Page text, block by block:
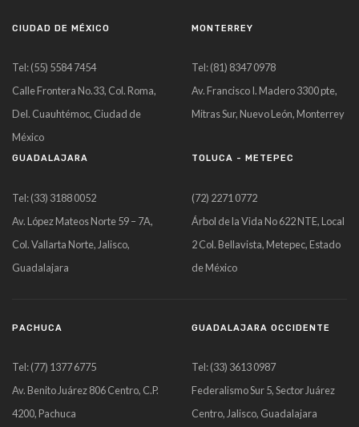
CIUDAD DE MÉXICO
Tel: (55) 5584 7454
Calle Frontera No.33, Col. Roma,
Del. Cuauhtémoc, Ciudad de
México
MONTERREY
Tel: (81) 8347 0978
Av. Francisco I. Madero 3300 pte,
Mitras Sur, Nuevo León, Monterrey
GUADALAJARA
Tel: (33) 3188 0052
Av. López Mateos Norte 59 – 7A,
Col. Vallarta Norte, Jalisco,
Guadalajara
TOLUCA - METEPEC
(72) 2271 0772
Árbol de la Vida No 622 NTE, Local
2 Col. Bellavista, Metepec, Estado
de México
PACHUCA
Tel: (77) 1377 6775
Av. Benito Juárez 806 Centro, C.P.
4200, Pachuca
GUADALAJARA OCCIDENTE
Tel: (33) 3613 0987
Federalismo Sur 5, Sector Juárez
Centro, Jalisco, Guadalajara